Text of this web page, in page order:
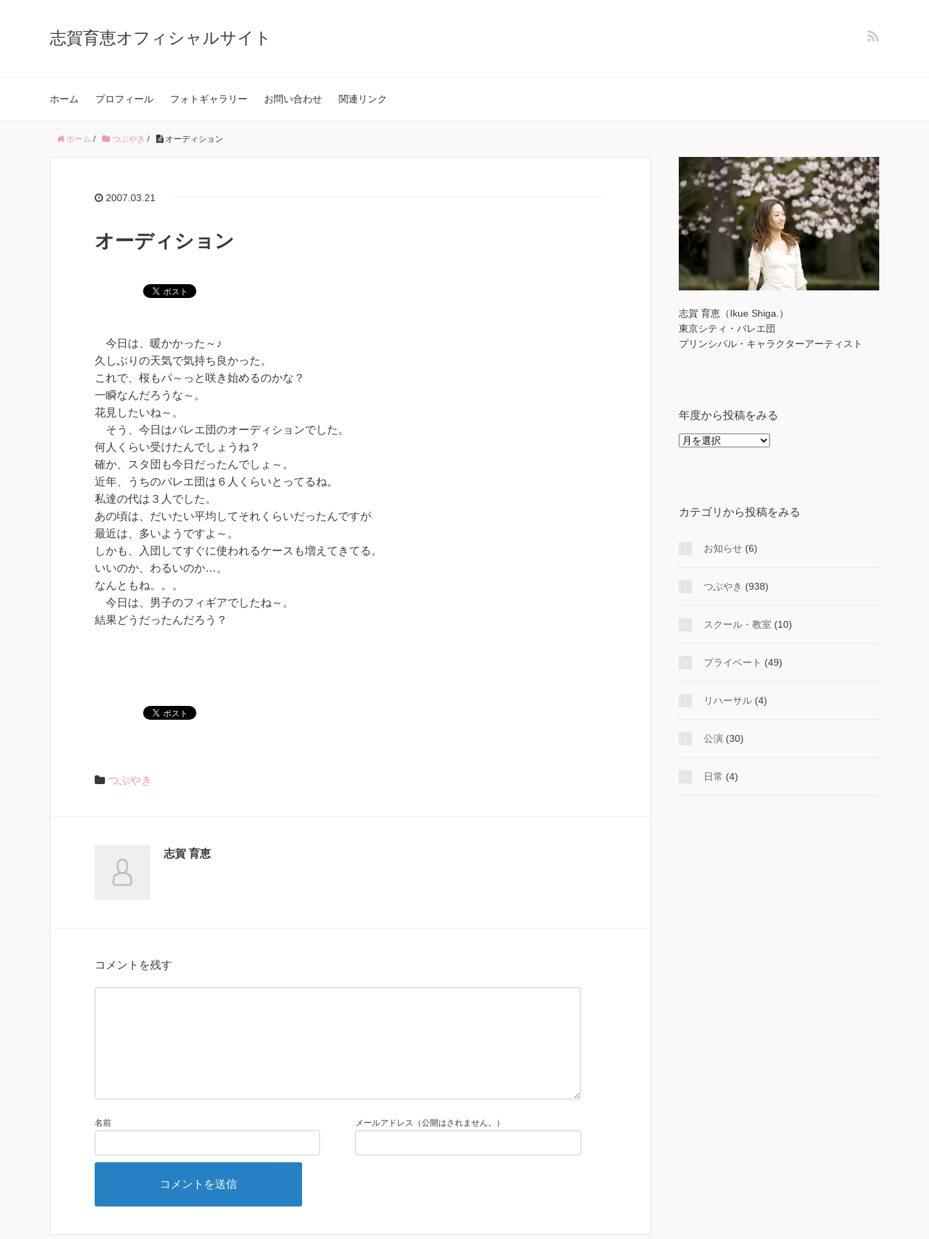
志賀育恵オフィシャルサイト
ホーム プロフィール フォトギャラリー お問い合わせ 関連リンク
ホーム / つぶやき / オーディション
2007.03.21
オーディション
今日は、暖かかった～♪
久しぶりの天気で気持ち良かった。
これで、桜もパ～っと咲き始めるのかな？
一瞬なんだろうな～。
花見したいね～。
そう、今日はバレエ団のオーディションでした。
何人くらい受けたんでしょうね？
確か、スタ団も今日だったんでしょ～。
近年、うちのバレエ団は６人くらいとってるね。
私達の代は３人でした。
あの頃は、だいたい平均してそれくらいだったんですが
最近は、多いようですよ～。
しかも、入団してすぐに使われるケースも増えてきてる。
いいのか、わるいのか…。
なんともね。。。
今日は、男子のフィギアでしたね～。
結果どうだったんだろう？
つぶやき
志賀 育恵
コメントを残す
名前 メールアドレス（公開はされません。）
志賀 育恵（Ikue Shiga.）
東京シティ・バレエ団
プリンシパル・キャラクターアーティスト
年度から投稿をみる
年
稿
み
カテゴリから投稿をみる
お知らせ (6)
つぶやき (938)
スクール・教室 (10)
プライベート (49)
リハーサル (4)
公演 (30)
日常 (4)